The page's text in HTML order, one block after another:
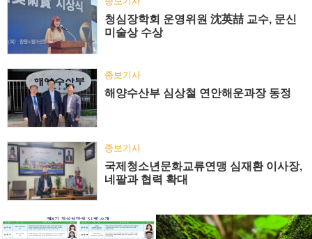
청심장학회 운영위원 沈英喆 교수, 문신
미술상 수상
종보기사
해양수산부 심상철 연안해운과장 동정
종보기사
국제청소년문화교류연맹 심재환 이사장,
네팔과 협력 확대